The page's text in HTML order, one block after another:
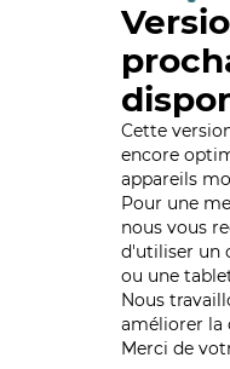
Cette
encore
appareils
Pour une
nous vous
d'utiliser un
ou une
Nous
améliorer
Merci de